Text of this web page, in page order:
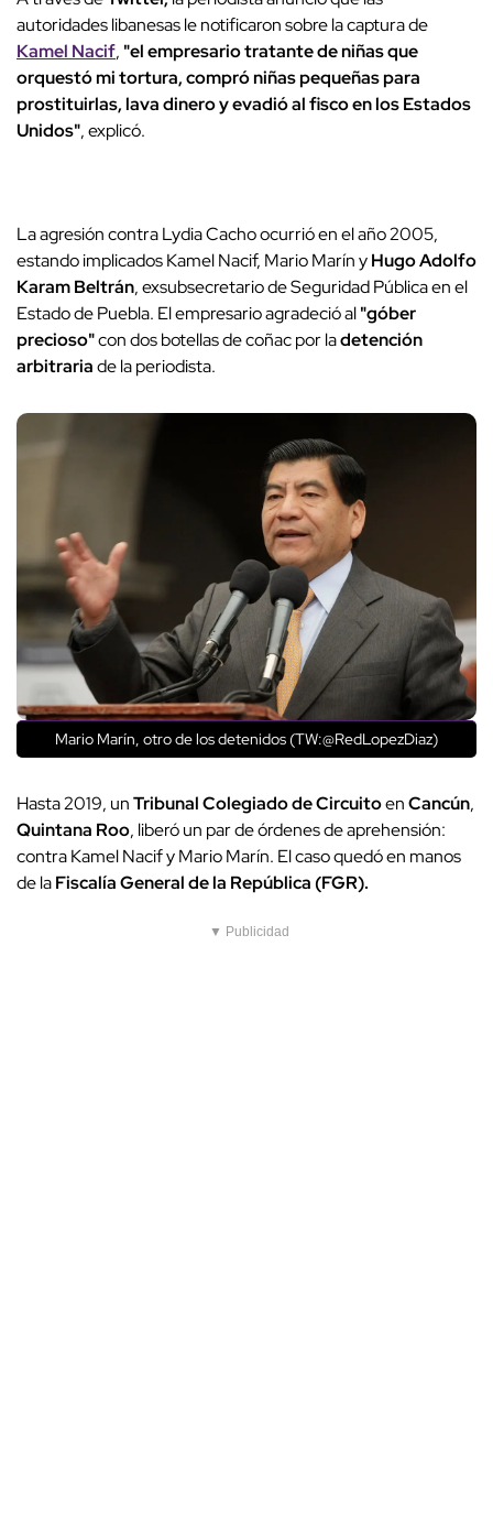
autoridades libanesas le notificaron sobre la captura de
Kamel Nacif, "el empresario tratante de niñas que
orquestó mi tortura, compró niñas pequeñas para
prostituirlas, lava dinero y evadió al fisco en los Estados
Unidos", explicó.
La agresión contra Lydia Cacho ocurrió en el año 2005,
estando implicados Kamel Nacif, Mario Marín yHugo Adolfo
Karam Beltrán, exsubsecretario de Seguridad Pública en el
Estado de Puebla. El empresario agradeció al"góber
precioso"con dos botellas de coñac por ladetención
arbitrariade la periodista.
Mario Marín, otro de los detenidos (TW:@RedLopezDiaz)
Hasta 2019, unTribunal Colegiado de CircuitoenCancún,
Quintana Roo, liberó un par de órdenes de aprehensión:
contra Kamel Nacif y Mario Marín. El caso quedó en manos
de laFiscalía General de la República (FGR).
▼ Publicidad